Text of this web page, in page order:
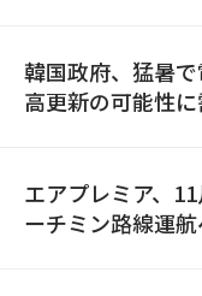
韓国政府、猛暑
高更新の可能性
エアプレミア、
ーチミン路線運